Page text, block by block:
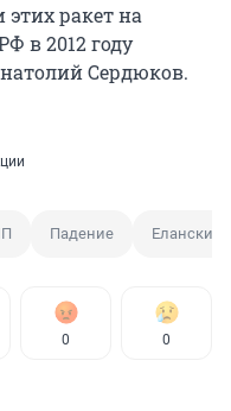
этих ракет на
в 2012 году
Сердюков.
Падение Еланский
0 0